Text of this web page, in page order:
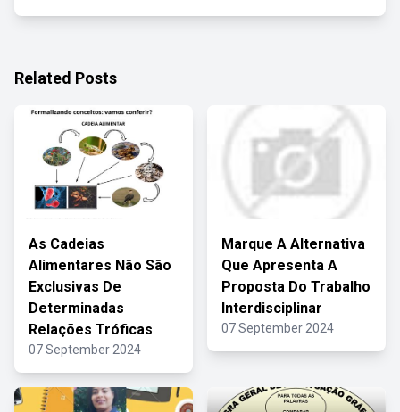
Related Posts
As Cadeias
Alimentares Não São
Exclusivas De
Determinadas
Relações Tróficas
07 September 2024
Marque A Alternativa
Que Apresenta A
Proposta Do Trabalho
Interdisciplinar
07 September 2024